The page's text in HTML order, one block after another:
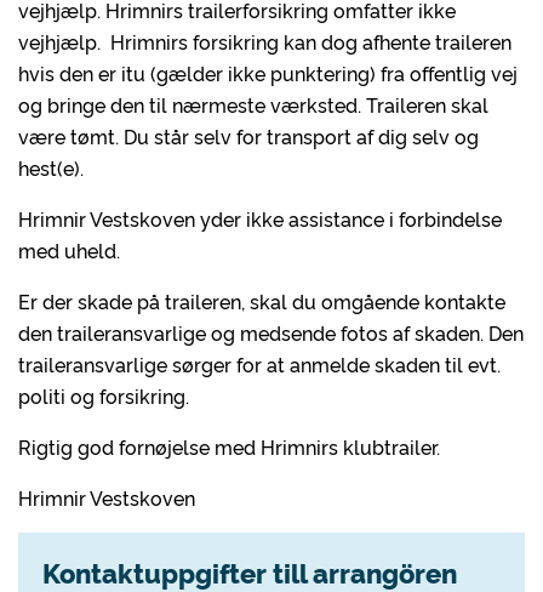
vejhjælp. Hrimnirs trailerforsikring omfatter ikke
vejhjælp. Hrimnirs forsikring kan dog afhente traileren
hvis den er itu (gælder ikke punktering) fra offentlig vej
og bringe den til nærmeste værksted. Traileren skal
være tømt. Du står selv for transport af dig selv og
hest(e).
Hrimnir Vestskoven yder ikke assistance i forbindelse
med uheld.
Er der skade på traileren, skal du omgående kontakte
den traileransvarlige og medsende fotos af skaden. Den
traileransvarlige sørger for at anmelde skaden til evt.
politi og forsikring.
Rigtig god fornøjelse med Hrimnirs klubtrailer.
Hrimnir Vestskoven
Kontaktuppgifter till arrangören